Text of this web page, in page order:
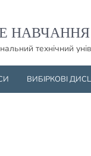
технічний
ВИБІРКОВІ